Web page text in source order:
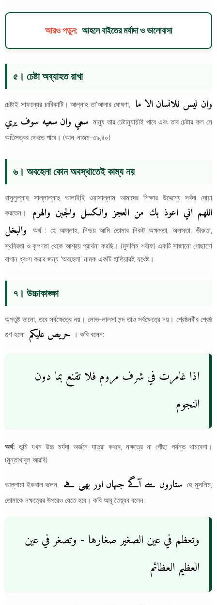
আরও পড়ুন: আহলে বাইতের মর্যাদা ও ভালোবাসা
৫। চেষ্টা অব্যাহত রাখা
চেষ্টাই সাফল্যের চাবিকাটি। আল্লাহ তা'আলার ঘোষণা,
وان ليس للانسان الا ما
سعي وان سعيه سوف يري মানুষ তার চেষ্টানুযায়ীই পাবে এবং তার চেষ্টার ফল সে
অতিসত্বর দেখতে পাবে। (আন-নাজম-৩৯,৪০)
৬। অবহেলা কোন অবস্থাতেই কাম্য নয়
রাসুলুল্লাহ সাল্লাল্লাহু আলাইহি ওয়াসাল্লাম আমাদের শিক্ষার উদ্দেশ্যে সর্বদা দোয়া
করতেন।
اللهم اني اعوذ بك من العجز والكسل والجبن والهرم
والبخل
অর্থ : হে আল্লাহ, নিশ্চয় আমি তোমার নিকট অক্ষমতা, অলসতা, ভীরুতা,
স্থবিরতা ও কৃপণতা থেকে আশ্রয় প্রার্থনা করছি। (মুসলিম শরীফ) একটি সাজানো গোছানো
বাগান ধ্বংস করার জন্য 'অবহেলা' নামক একটি হাতিয়ারই যথেষ্ট।
৭। উচ্চাকাঙ্ক্ষা
অল্পতুষ্ট ভালো, তবে সর্বক্ষেত্রে নয়। লোভ-লালসা মন্দ তাও সর্বক্ষেত্রে নয়। শ্রেষ্ঠনবীর শ্রেষ্ঠ
গুণ হলো حريص عليكم । কবি বলেন:
اذا غامرت في شرف مروم فلا تقنع بما دون
النجوم
অর্থ: তুমি যখন উচ্চ মর্যদা অর্জনে যাত্রা করবে, নক্ষত্রে না পৌঁছা পর্যন্ত থামবেনা।
(মুন্তাখাবুল আরবি)
আল্লামা ইকবাল বলেন, ستاروں سے آگے جہاں اور بھی ہے হে মুসলিম,
তোমাকে নক্ষত্রের উপরেও যেতে হবে। কবি আবু তৈয়্যব বলেন:
وتعظم في عين الصغير صغارها - وتصغر في عين
العظيم العظائم